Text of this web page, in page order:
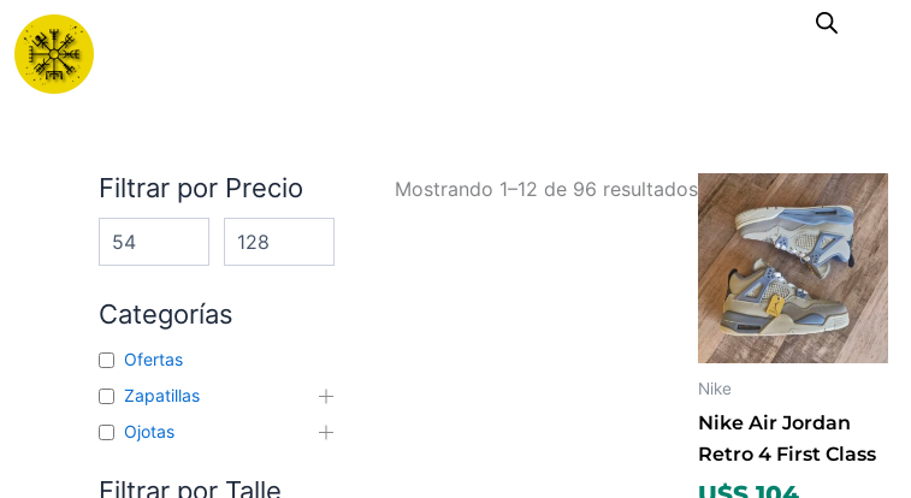
contenido
Filtrar por Precio
Categorías
Ofertas
Zapatillas
Ojotas
Filtrar por Talle
Mostrando 1–12 de 96 resultadosOrdenado
por
los
últimos
Nike
Nike Air Jordan
Retro 4 First Class
Este
producto
tiene
múltiples
variantes.
Las
elegir